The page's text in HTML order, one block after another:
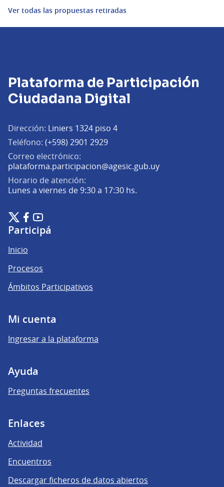
Ver todas las propuestas retiradas
Plataforma de Participación
Ciudadana Digital
Dirección: Liniers 1324 piso 4
Teléfono: (+598) 2901 2929
Correo electrónico:
plataforma.participacion@agesic.gub.uy(Abrir en una
Horario de atención:
Lunes a viernes de 9:30 a 17:30 hs.
Plataforma de Participación Ciudadana Digital en X
(Enlace externo)
Plataforma de Participación Ciudadana Digital en Facebook
(Enlace externo)
Plataforma de Participación Ciudadana Digital en
(Enlace externo)
Participá
Inicio
Procesos
Ámbitos Participativos
Mi cuenta
Ingresar a la plataforma
Ayuda
Preguntas frecuentes
Enlaces
Actividad
Encuentros
Descargar ficheros de datos abiertos